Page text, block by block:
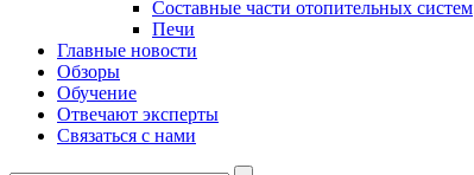
Составные части отопительных систем
Печи
Главные новости
Обзоры
Обучение
Отвечают эксперты
Связаться с нами